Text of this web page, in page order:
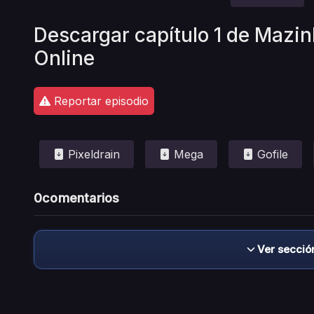
Descargar capítulo 1 de
Online
Reportar episodio
Pixeldrain Mega Gofile
0comentarios
Ver